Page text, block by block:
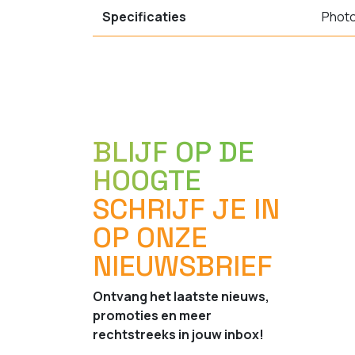
Specificaties
BLIJF OP DE
HOOGTE
SCHRIJF JE IN
OP ONZE
NIEUWSBRIEF
Ontvang het laatste nieuws,
promoties en meer
rechtstreeks in jouw inbox!